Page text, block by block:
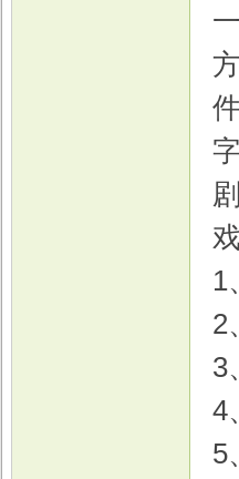
1
2
3
4
5